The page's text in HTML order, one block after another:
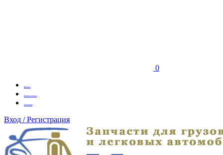
0
Бренды
Оплата заказа
Вакансии
Вход / Регистрация